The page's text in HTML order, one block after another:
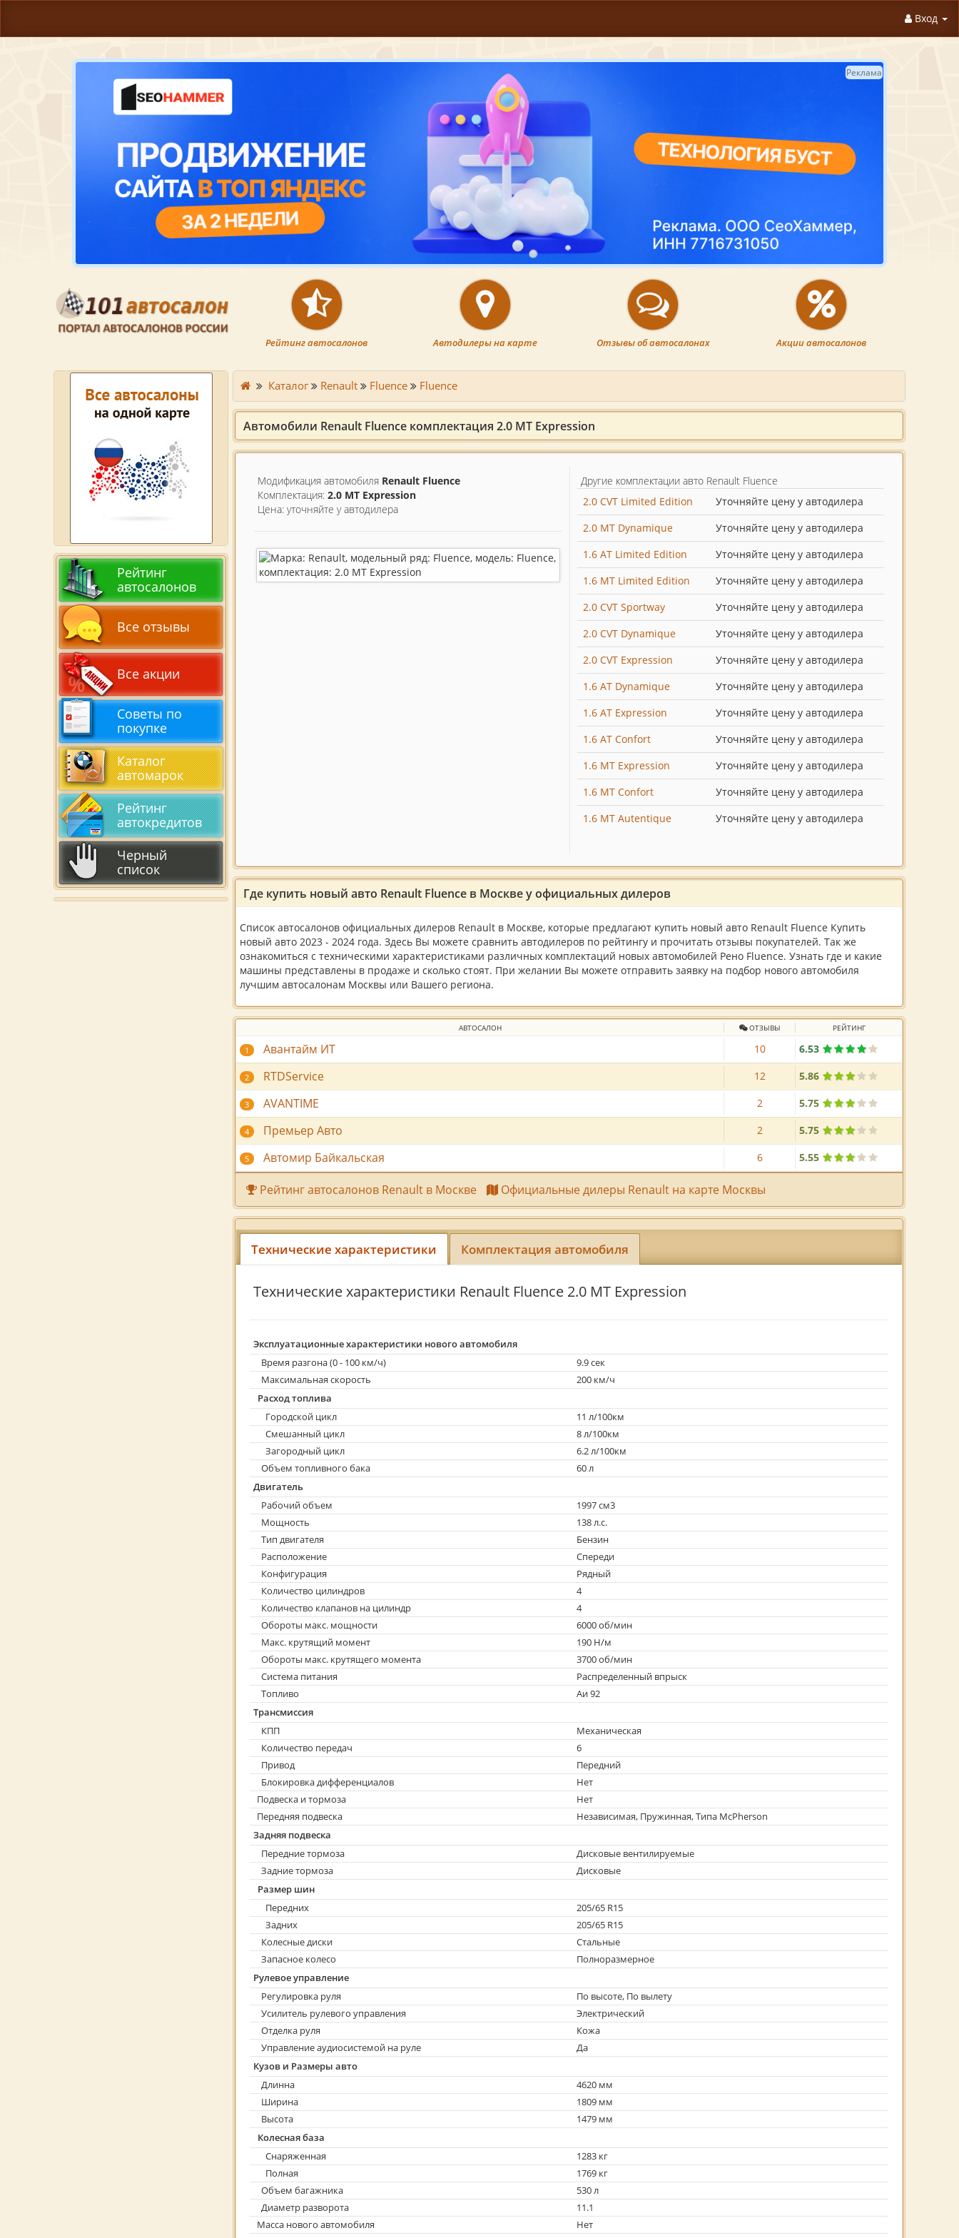
Реклама
Каталог Renault Fluence Fluence
Автомобили Renault Fluence комплектация 2.0 MT Expression
Модификация автомобиля Renault Fluence
Комплектация: 2.0 MT Expression
Цена: уточняйте у автодилера
Другие комплектации авто Renault Fluence
2.0 CVT Limited Edition
Уточняйте цену у автодилера
2.0 MT Dynamique
Уточняйте цену у автодилера
1.6 AT Limited Edition
Уточняйте цену у автодилера
1.6 MT Limited Edition
Уточняйте цену у автодилера
2.0 CVT Sportway
Уточняйте цену у автодилера
2.0 CVT Dynamique
Уточняйте цену у автодилера
2.0 CVT Expression
Уточняйте цену у автодилера
1.6 AT Dynamique
Уточняйте цену у автодилера
1.6 AT Expression
Уточняйте цену у автодилера
1.6 AT Confort
Уточняйте цену у автодилера
1.6 MT Expression
Уточняйте цену у автодилера
1.6 MT Confort
Уточняйте цену у автодилера
1.6 MT Autentique
Уточняйте цену у автодилера
Где купить новый авто Renault Fluence в Москве у официальных дилеров
Список автосалонов официальных дилеров Renault в Москве, которые предлагают купить новый авто Renault Fluence Купить
новый авто 2023 - 2024 года. Здесь Вы можете сравнить автодилеров по рейтингу и прочитать отзывы покупателей. Так же
ознакомиться с техническими характеристиками различных комплектаций новых автомобилей Рено Fluence. Узнать где и какие
машины представлены в продаже и сколько стоят. При желании Вы можете отправить заявку на подбор нового автомобиля
лучшим автосалонам Москвы или Вашего региона.
АВТОСАЛОН ОТЗЫВЫ РЕЙТИНГ
1 Авантайм ИТ 10 6.53
2 RTDService 12 5.86
3 AVANTIME 2 5.75
4 Премьер Авто 2 5.75
5 Автомир Байкальская 6 5.55
Рейтинг автосалонов Renault в Москве Официальные дилеры Renault на карте Москвы
Технические характеристики Комплектация автомобиля
Технические характеристики Renault Fluence 2.0 MT Expression
Эксплуатационные характеристики нового автомобиля
Время разгона (0 - 100 км/ч)
9.9 сек
Максимальная скорость
200 км/ч
Расход топлива
Городской цикл
11 л/100км
Смешанный цикл
8 л/100км
Загородный цикл
6.2 л/100км
Объем топливного бака
60 л
Двигатель
Рабочий объем
1997 см3
Мощность
138 л.с.
Тип двигателя
Бензин
Расположение
Спереди
Конфигурация
Рядный
Количество цилиндров
4
Количество клапанов на цилиндр
4
Обороты макс. мощности
6000 об/мин
Макс. крутящий момент
190 Н/м
Обороты макс. крутящего момента
3700 об/мин
Система питания
Распределенный впрыск
Топливо
Аи 92
Трансмиссия
КПП
Механическая
Количество передач
6
Привод
Передний
Блокировка дифференциалов
Нет
Подвеска и тормоза
Нет
Передняя подвеска
Независимая, Пружинная, Типа McPherson
Задняя подвеска
Передние тормоза
Дисковые вентилируемые
Задние тормоза
Дисковые
Размер шин
Передних
205/65 R15
Задних
205/65 R15
Колесные диски
Стальные
Запасное колесо
Полноразмерное
Рулевое управление
Регулировка руля
По высоте, По вылету
Усилитель рулевого управления
Электрический
Отделка руля
Кожа
Управление аудиосистемой на руле
Да
Кузов и Размеры авто
Длинна
4620 мм
Ширина
1809 мм
Высота
1479 мм
Колесная база
Снаряженная
1283 кг
Полная
1769 кг
Объем багажника
530 л
Диаметр разворота
11.1
Масса нового автомобиля
Нет
Рейтинг
автосалонов
Все отзывы
Все акции
Советы по
покупке
Каталог
автомарок
Рейтинг
автокредитов
Черный
список
Рейтинг автосалонов Автодилеры на карте Отзывы об автосалонах Акции автосалонов
Вход